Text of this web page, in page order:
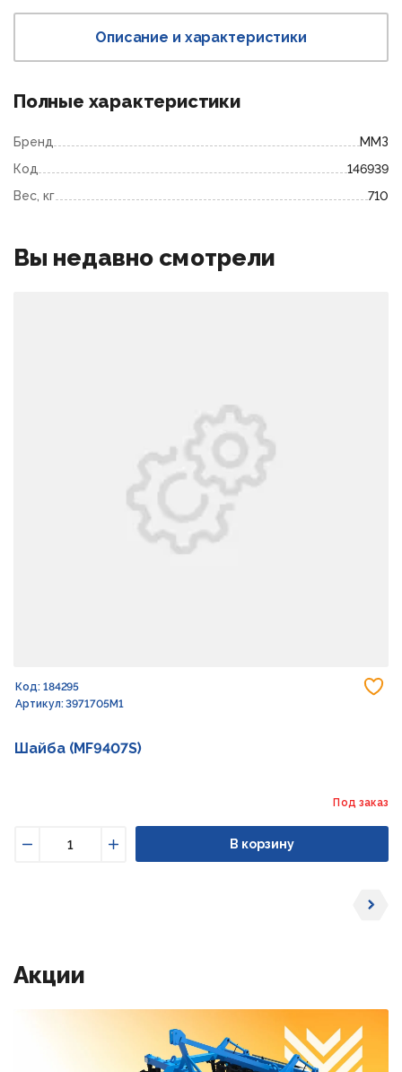
Описание и характеристики
Полные характеристики
Бренд
ММЗ
Код
146939
Вес, кг
710
Вы недавно смотрели
Код: 184295
Артикул: 3971705M1
Шайба (MF9407S)
Под заказ
Увеличить
В корзину
Акции